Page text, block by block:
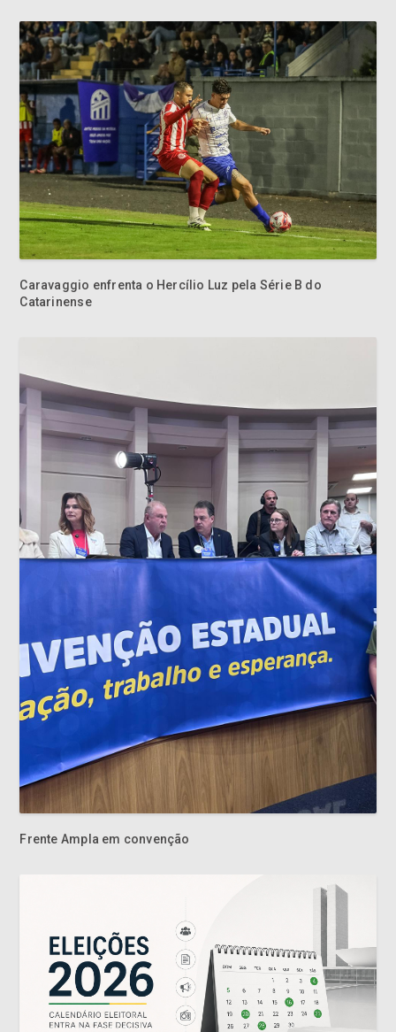
Caravaggio enfrenta o Hercílio Luz pela Série B do
Catarinense
Frente Ampla em convenção